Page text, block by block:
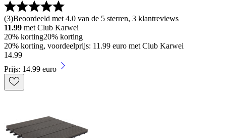
(3)Beoordeeld met 4.0 van de 5 sterren, 3 klantreviews
11.99 met Club Karwei
20% korting20% korting
20% korting, voordeelprijs: 11.99 euro met Club Karwei
14.99
Prijs: 14.99 euro